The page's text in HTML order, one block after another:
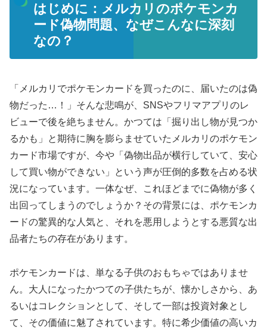
はじめに：メルカリのポケモンカ
ード偽物問題、なぜこんなに深刻
なの？
「メルカリでポケモンカードを買ったのに、届いたのは偽
物だった…！」そんな悲鳴が、SNSやフリマアプリのレ
ビューで後を絶ちません。かつては「掘り出し物が見つか
るかも」と期待に胸を膨らませていたメルカリのポケモン
カード市場ですが、今や「偽物出品が横行していて、安心
して買い物ができない」という声が圧倒的多数を占める状
況になっています。一体なぜ、これほどまでに偽物が多く
出回ってしまうのでしょうか？その背景には、ポケモンカ
ードの驚異的な人気と、それを悪用しようとする悪質な出
品者たちの存在があります。
ポケモンカードは、単なる子供のおもちゃではありませ
ん。大人になったかつての子供たちが、懐かしさから、あ
るいはコレクションとして、そして一部は投資対象とし
て、その価値に魅了されています。特に希少価値の高いカ